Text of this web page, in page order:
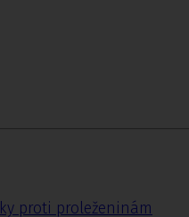
proti proleženinám